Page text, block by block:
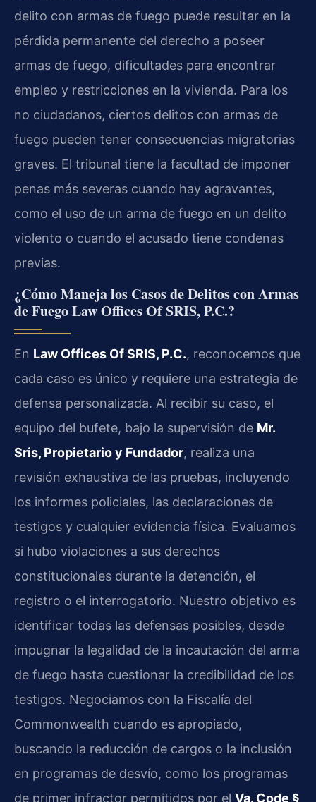
delito con armas de fuego puede resultar en la
pérdida permanente del derecho a poseer
armas de fuego, dificultades para encontrar
empleo y restricciones en la vivienda. Para los
no ciudadanos, ciertos delitos con armas de
fuego pueden tener consecuencias migratorias
graves. El tribunal tiene la facultad de imponer
penas más severas cuando hay agravantes,
como el uso de un arma de fuego en un delito
violento o cuando el acusado tiene condenas
previas.
¿Cómo Maneja los Casos de Delitos con Armas
de Fuego Law Offices Of SRIS, P.C.?
En Law Offices Of SRIS, P.C., reconocemos que
cada caso es único y requiere una estrategia de
defensa personalizada. Al recibir su caso, el
equipo del bufete, bajo la supervisión de Mr.
Sris, Propietario y Fundador, realiza una
revisión exhaustiva de las pruebas, incluyendo
los informes policiales, las declaraciones de
testigos y cualquier evidencia física. Evaluamos
si hubo violaciones a sus derechos
constitucionales durante la detención, el
registro o el interrogatorio. Nuestro objetivo es
identificar todas las defensas posibles, desde
impugnar la legalidad de la incautación del arma
de fuego hasta cuestionar la credibilidad de los
testigos. Negociamos con la Fiscalía del
Commonwealth cuando es apropiado,
buscando la reducción de cargos o la inclusión
en programas de desvío, como los programas
de primer infractor permitidos por el Va. Code §